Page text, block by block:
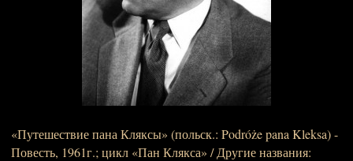
«Путешествие пана Кляксы» (польск.: Podróże pana Kleksa) -
Повесть, 1961г.; цикл «Пан Клякса» / Другие названия: